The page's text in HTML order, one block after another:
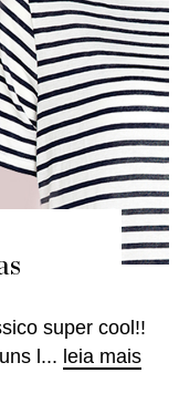
super cool!!
l... leia mais